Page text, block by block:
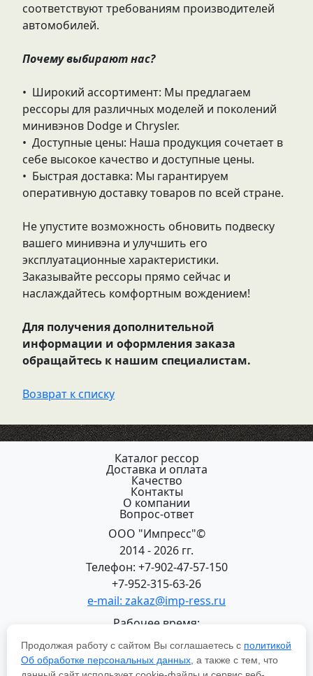
соответствуют требованиям производителей
автомобилей.
Почему выбирают нас?
• Широкий ассортимент: Мы предлагаем
рессоры для различных моделей и поколений
минивэнов Dodge и Chrysler.
• Доступные цены: Наша продукция сочетает в
себе высокое качество и доступные цены.
• Быстрая доставка: Мы гарантируем
оперативную доставку товаров по всей стране.
Не упустите возможность обновить подвеску
вашего минивэна и улучшить его
эксплуатационные характеристики.
Заказывайте рессоры прямо сейчас и
наслаждайтесь комфортным вождением!
Для получения дополнительной
информации и оформления заказа
обращайтесь к нашим специалистам.
Возврат к списку
Каталог рессор
Доставка и оплата
Качество
Контакты
О компании
Вопрос-ответ
ООО "Импресс"©
2014 - 2026 гг.
Телефон: +7-902-47-57-150
+7-952-315-63-26
e-mail: zakaz@imp-ress.ru
Рабочее время:
пн-пт 08:00-18:00 (МСК+2)
618200, Пермский край
Продолжая работу с сайтом Вы соглашаетесь с политикой
Об обработке персональных данных , а также с тем, что